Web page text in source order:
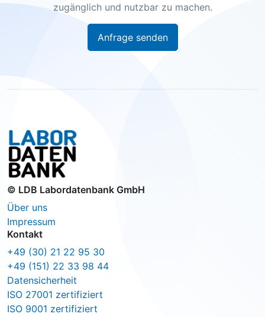
zugänglich und nutzbar zu machen.
Anfrage senden
© LDB Labordatenbank GmbH
Über uns
Impressum
Kontakt
+49 (30) 21 22 95 30
+49 (151) 22 33 98 44
Datensicherheit
ISO 27001 zertifiziert
ISO 9001 zertifiziert